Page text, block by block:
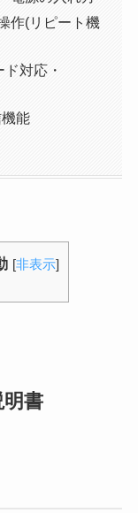
作(リピート機
対応・
能
[非表示]
書